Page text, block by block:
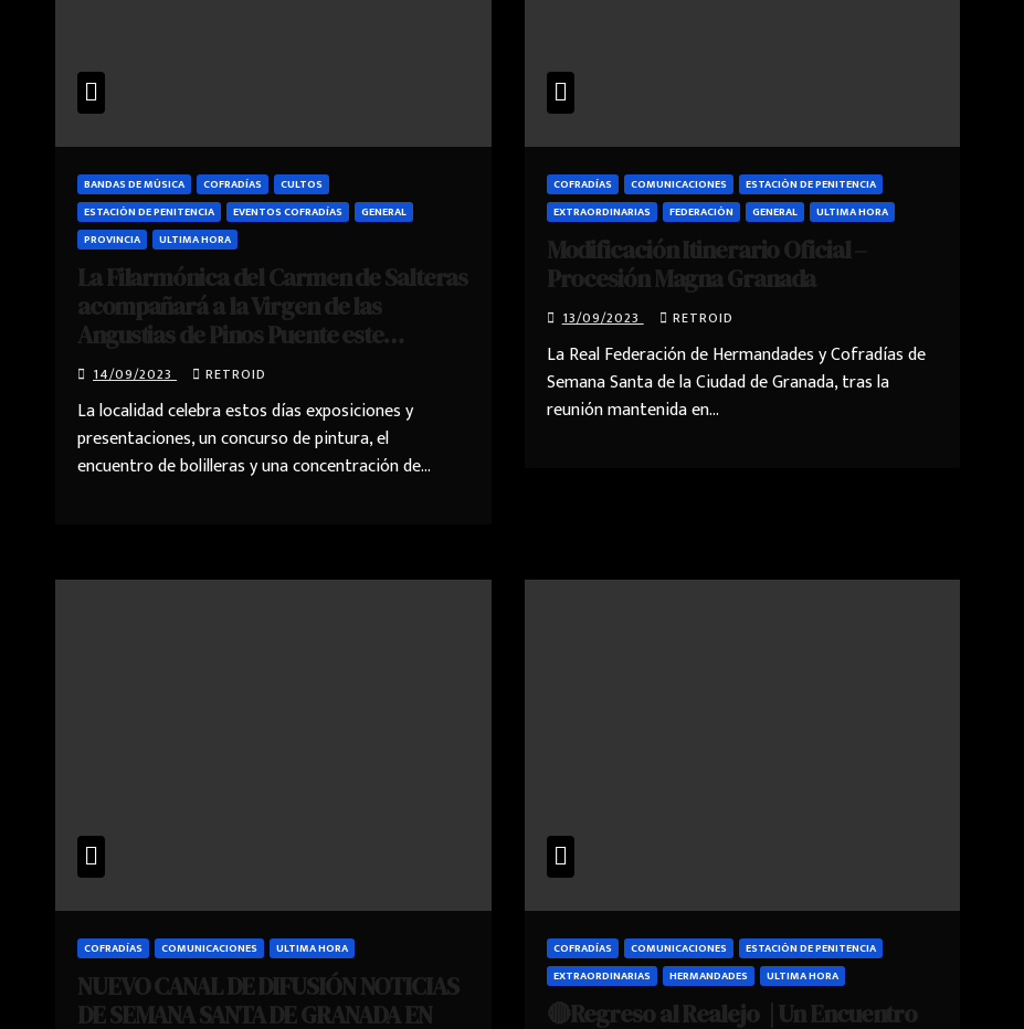
BANDAS DE MÚSICA COFRADÍAS
CULTOS
ESTACIÓN DE PENITENCIA
EVENTOS COFRADÍAS
GENERAL
PROVINCIA
ULTIMA HORA
La Filarmónica del Carmen de Salteras
acompañará a la Virgen de las
Angustias de Pinos Puente este
domingo
14/09/2023 RETROID
La localidad celebra estos días exposiciones y
presentaciones, un concurso de pintura, el
encuentro de bolilleras y una concentración de…
COFRADÍAS COMUNICACIONES
ESTACIÓN DE PENITENCIA
EXTRAORDINARIAS
FEDERACIÓN GENERAL ULTIMA HORA
Modificación Itinerario Oficial –
Procesión Magna Granada
13/09/2023 RETROID
La Real Federación de Hermandades y Cofradías de
Semana Santa de la Ciudad de Granada, tras la
reunión mantenida en…
COFRADÍAS COMUNICACIONES ULTIMA HORA
NUEVO CANAL DE DIFUSIÓN NOTICIAS
DE SEMANA SANTA DE GRANADA EN
COFRADÍAS COMUNICACIONES
ESTACIÓN DE PENITENCIA
EXTRAORDINARIAS
HERMANDADES ULTIMA HORA
🔴Regreso al Realejo | Un Encuentro